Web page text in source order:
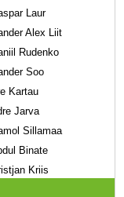
Laur
Alex Liit
Rudenko
Soo
Kartau
Jarva
Sillamaa
Binate
Kriis